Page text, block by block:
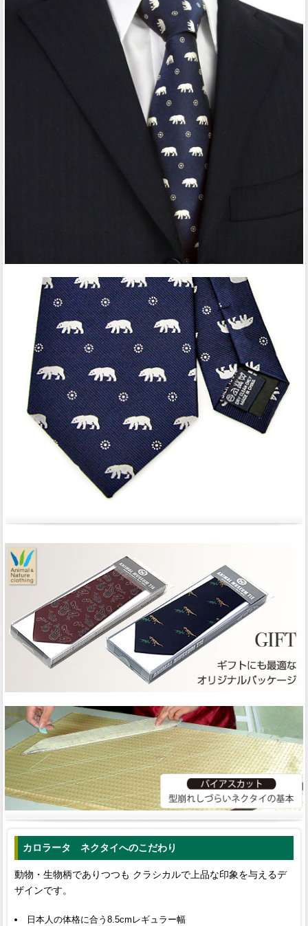
カロラータ ネクタイへのこだわり
動物・生物柄でありつつも クラシカルで上品な印象を与えるデ
ザインです。
日本人の体格に合う8.5cmレギュラー幅